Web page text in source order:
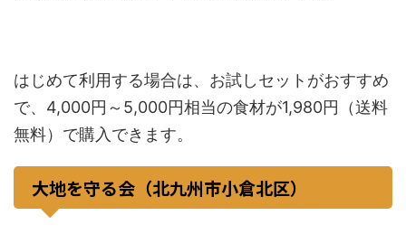
はじめて利用する場合は、お試しセットがおすすめ
で、4,000円～5,000円相当の食材が1,980円（送料
無料）で購入できます。
大地を守る会（北九州市小倉北区）